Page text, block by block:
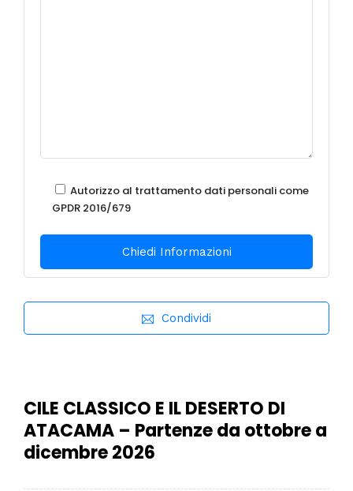
Autorizzo al trattamento dati personali come
GPDR 2016/679
Condividi
CILE CLASSICO E IL DESERTO DI
ATACAMA – Partenze da ottobre a
dicembre 2026